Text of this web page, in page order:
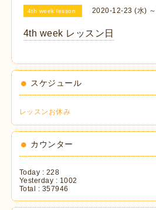
4th week lesson 2020-12-23 (水)
4th week レッスン日
スケジュール
レッスンお休み
カウンター
Today : 228
Yesterday : 1002
Total : 357946